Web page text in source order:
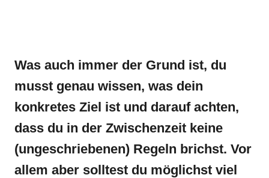
Was auch immer der Grund ist, du
musst genau wissen, was dein
konkretes Ziel ist und darauf achten,
dass du in der Zwischenzeit keine
(ungeschriebenen) Regeln brichst. Vor
allem aber solltest du möglichst viel